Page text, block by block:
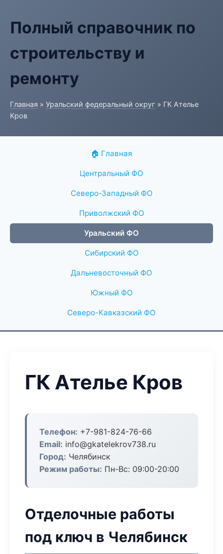
Полный справочник по
строительству и
ремонту
Главная » Уральский федеральный округ » ГК Ателье
Кров
🏠 Главная
Центральный ФО
Северо-Западный ФО
Приволжский ФО
Уральский ФО
Сибирский ФО
Дальневосточный ФО
Южный ФО
Северо-Кавказский ФО
ГК Ателье Кров
Телефон: +7-981-824-76-66
Email: info@gkatelekrov738.ru
Город: Челябинск
Режим работы: Пн-Вс: 09:00-20:00
Отделочные работы
под ключ в Челябинск